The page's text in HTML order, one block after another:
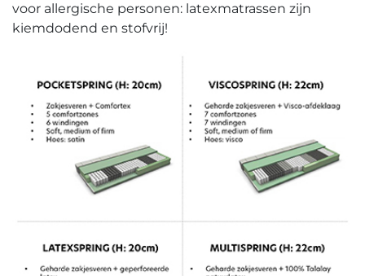
voor allergische personen: latexmatrassen zijn
kiemdodend en stofvrij!